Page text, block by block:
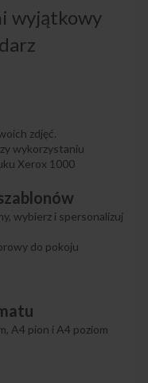
wyjątkowy
zdjęć.
wykorzystaniu
Xerox 1000
wybierz i spersonalizuj
do pokoju
A4 pion i A4 poziom